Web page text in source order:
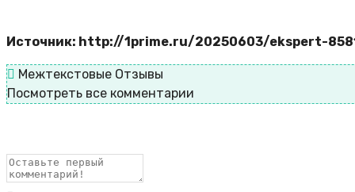
Источник: http://1prime.ru/20250603/ekspert-
Межтекстовые Отзывы
Посмотреть все комментарии